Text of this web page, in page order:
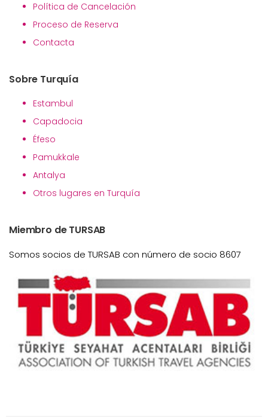
Política de Cancelación
Proceso de Reserva
Contacta
Sobre Turquía
Estambul
Capadocia
Éfeso
Pamukkale
Antalya
Otros lugares en Turquía
Miembro de TURSAB
Somos socios de TURSAB con número de socio 8607